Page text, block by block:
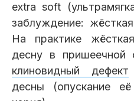
extra soft
заблуждение:
На практике
десну в пришеечной
клиновидный дефект
десны (опускание